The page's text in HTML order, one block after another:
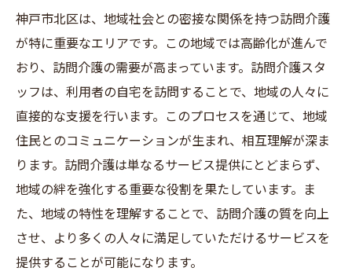
神戸市北区は、地域社会との密接な関係を持つ訪問介護
が特に重要なエリアです。この地域では高齢化が進んで
おり、訪問介護の需要が高まっています。訪問介護スタ
ッフは、利用者の自宅を訪問することで、地域の人々に
直接的な支援を行います。このプロセスを通じて、地域
住民とのコミュニケーションが生まれ、相互理解が深ま
ります。訪問介護は単なるサービス提供にとどまらず、
地域の絆を強化する重要な役割を果たしています。ま
た、地域の特性を理解することで、訪問介護の質を向上
させ、より多くの人々に満足していただけるサービスを
提供することが可能になります。